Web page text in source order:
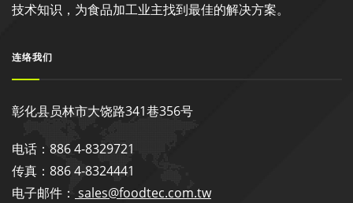
技术知识，为食品加工业主找到最佳的解决方案。
连络我们
彰化县员林市大饶路341巷356号
电话：886 4-8329721
传真：886 4-8324441
电子邮件： sales@foodtec.com.tw